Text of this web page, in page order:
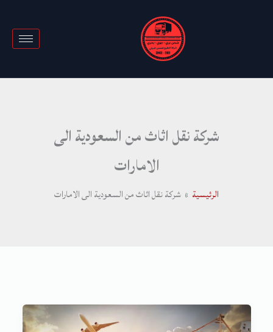
شركة نقل اثاث من السعودية الى
الامارات
الرئيسية شركة نقل اثاث من السعودية الى الامارات